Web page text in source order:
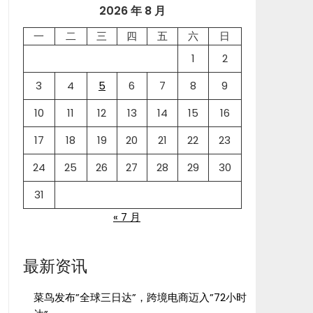
2026 年 8 月
一 二 三 四 五 六
日
1
2
3
4 5 6 7 8
9
10
11 12 13 14 15
16
17
18 19 20 21 22
23
24
25 26 27 28 29
30
31
« 7 月
最新资讯
菜鸟发布”全球三日达”，跨境电商迈入”72小时